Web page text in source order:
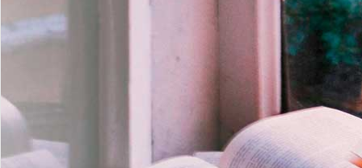
es
Com imersão Bilingue - Anos
Finais